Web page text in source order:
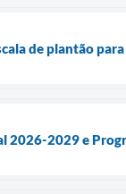
de plantão
2026-2029 e